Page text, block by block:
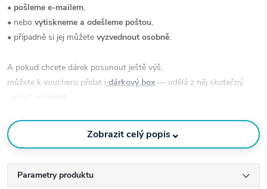
• pošleme e-mailem,
• nebo vytiskneme a odešleme poštou,
• případně si jej můžete vyzvednout osobně.
A pokud chcete dárek posunout ještě výš,
můžete k voucheru přidat i dárkový box — udělá z něj skutečný
Zobrazit celý popis⌄
Parametry produktu